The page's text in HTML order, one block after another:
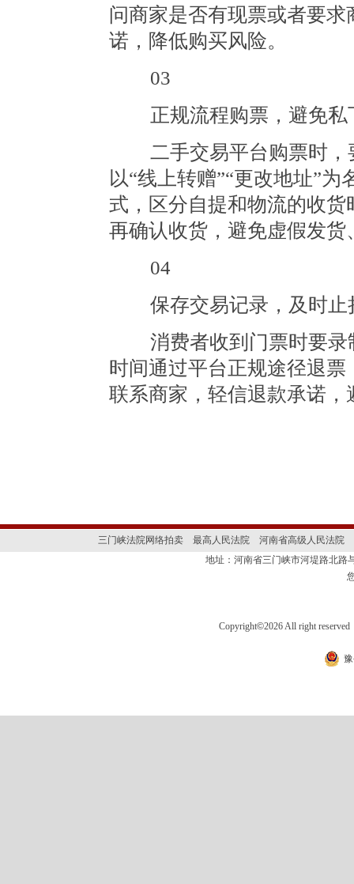
问商家是否有现票或者要
诺，降低购买风险。
03
正规流程购票，避免私
二手交易平台购票时，
以“线上转赠”“更改地址”
式，区分自提和物流的收
再确认收货，避免虚假发货
04
保存交易记录，及时止
消费者收到门票时要录
时间通过平台正规途径退
联系商家，轻信退款承诺
三门峡法院网络拍卖 最高人民法院
河南省高级人民法院
地址：河南省三门峡市河堤路北
Copyright©2026 All right